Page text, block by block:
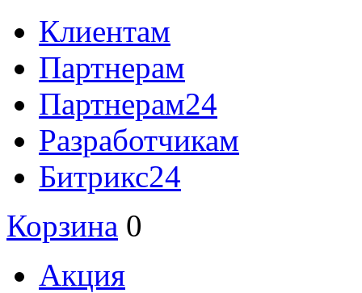
Клиентам
Партнерам
Партнерам24
Разработчикам
Битрикс24
Корзина 0
Акция